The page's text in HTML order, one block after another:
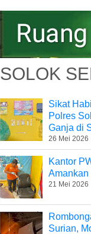
SOLOK
Sikat
Polres
Ganja di
26 Mei 2026
Kantor
Amankan
21 Mei 2026
Surian,